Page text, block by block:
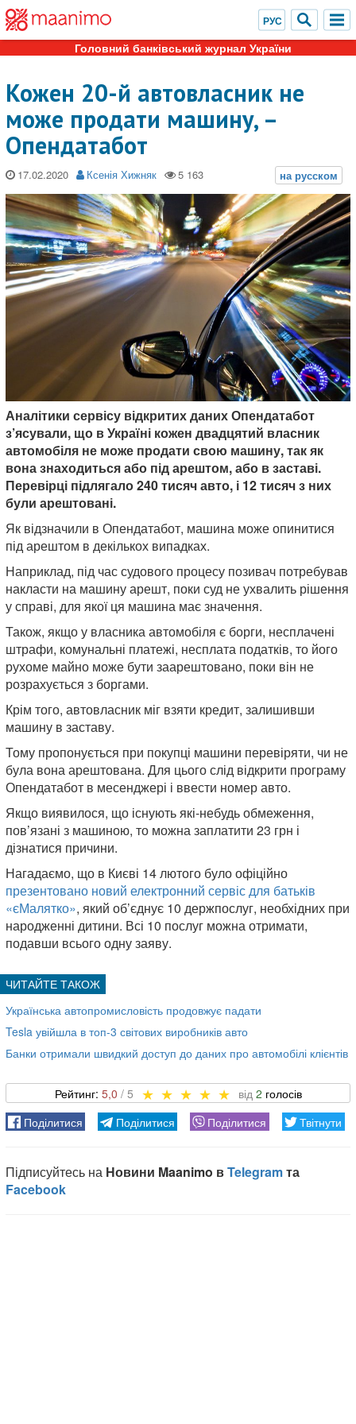
Головний банківський журнал України
Кожен 20-й автовласник не
може продати машину, –
Опендатабот
17.02.2020 Ксенія Хижняк
Аналітики сервісу відкритих даних Опендатабот
з’ясували, що в Україні кожен двадцятий власник
автомобіля не може продати свою машину, так як
вона знаходиться або під арештом, або в заставі.
Перевірці підлягало 240 тисяч авто, і 12 тисяч з них
були арештовані.
Як відзначили в Опендатабот, машина може опинитися
під арештом в декількох випадках.
Наприклад, під час судового процесу позивач потребував
накласти на машину арешт, поки суд не ухвалить рішення
у справі, для якої ця машина має значення.
Також, якщо у власника автомобіля є борги, несплачені
штрафи, комунальні платежі, несплата податків, то його
рухоме майно може бути заарештовано, поки він не
розрахується з боргами.
Крім того, автовласник міг взяти кредит, залишивши
машину в заставу.
Тому пропонується при покупці машини перевіряти, чи не
була вона арештована. Для цього слід відкрити програму
Опендатабот в месенджері і ввести номер авто.
Якщо виявилося, що існують які-небудь обмеження,
пов’язані з машиною, то можна заплатити 23 грн і
дізнатися причини.
Нагадаємо, що в Києві 14 лютого було офіційно
презентовано новий електронний сервіс для батьків
«єМалятко», який об’єднує 10 держпослуг, необхідних при
народженні дитини. Всі 10 послуг можна отримати,
подавши всього одну заяву.
Українська автопромисловість продовжує падати
Tesla увійшла в топ-3 світових виробників авто
Банки отримали швидкий доступ до даних про автомобілі клієнтів
5,0 2